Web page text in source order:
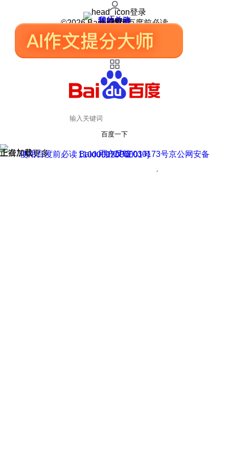
登录
我的关注
我的收藏
皮肤中心
用户反馈
设置
©2026 Baidu 使用百度前必读
百度一下
正在加载
上滑加载更多 用户反馈
使用百度前必读 Baidu 京ICP证030173号
京公网安备11000002000001号